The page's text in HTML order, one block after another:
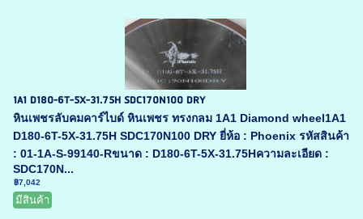
1A1 D180-6T-5X-31.75H SDC170N100 DRY
หินเพชรลับคมคาร์ไบด์ หินเพชร ทรงกลม 1A1 Diamond wheel1A1
D180-6T-5X-31.75H SDC170N100 DRY ยี่ห้อ : Phoenix รหัสสินค้า
: 01-1A-S-99140-Rขนาด : D180-6T-5X-31.75Hความละเอียด :
SDC170N...
฿7,042
มีสินค้า